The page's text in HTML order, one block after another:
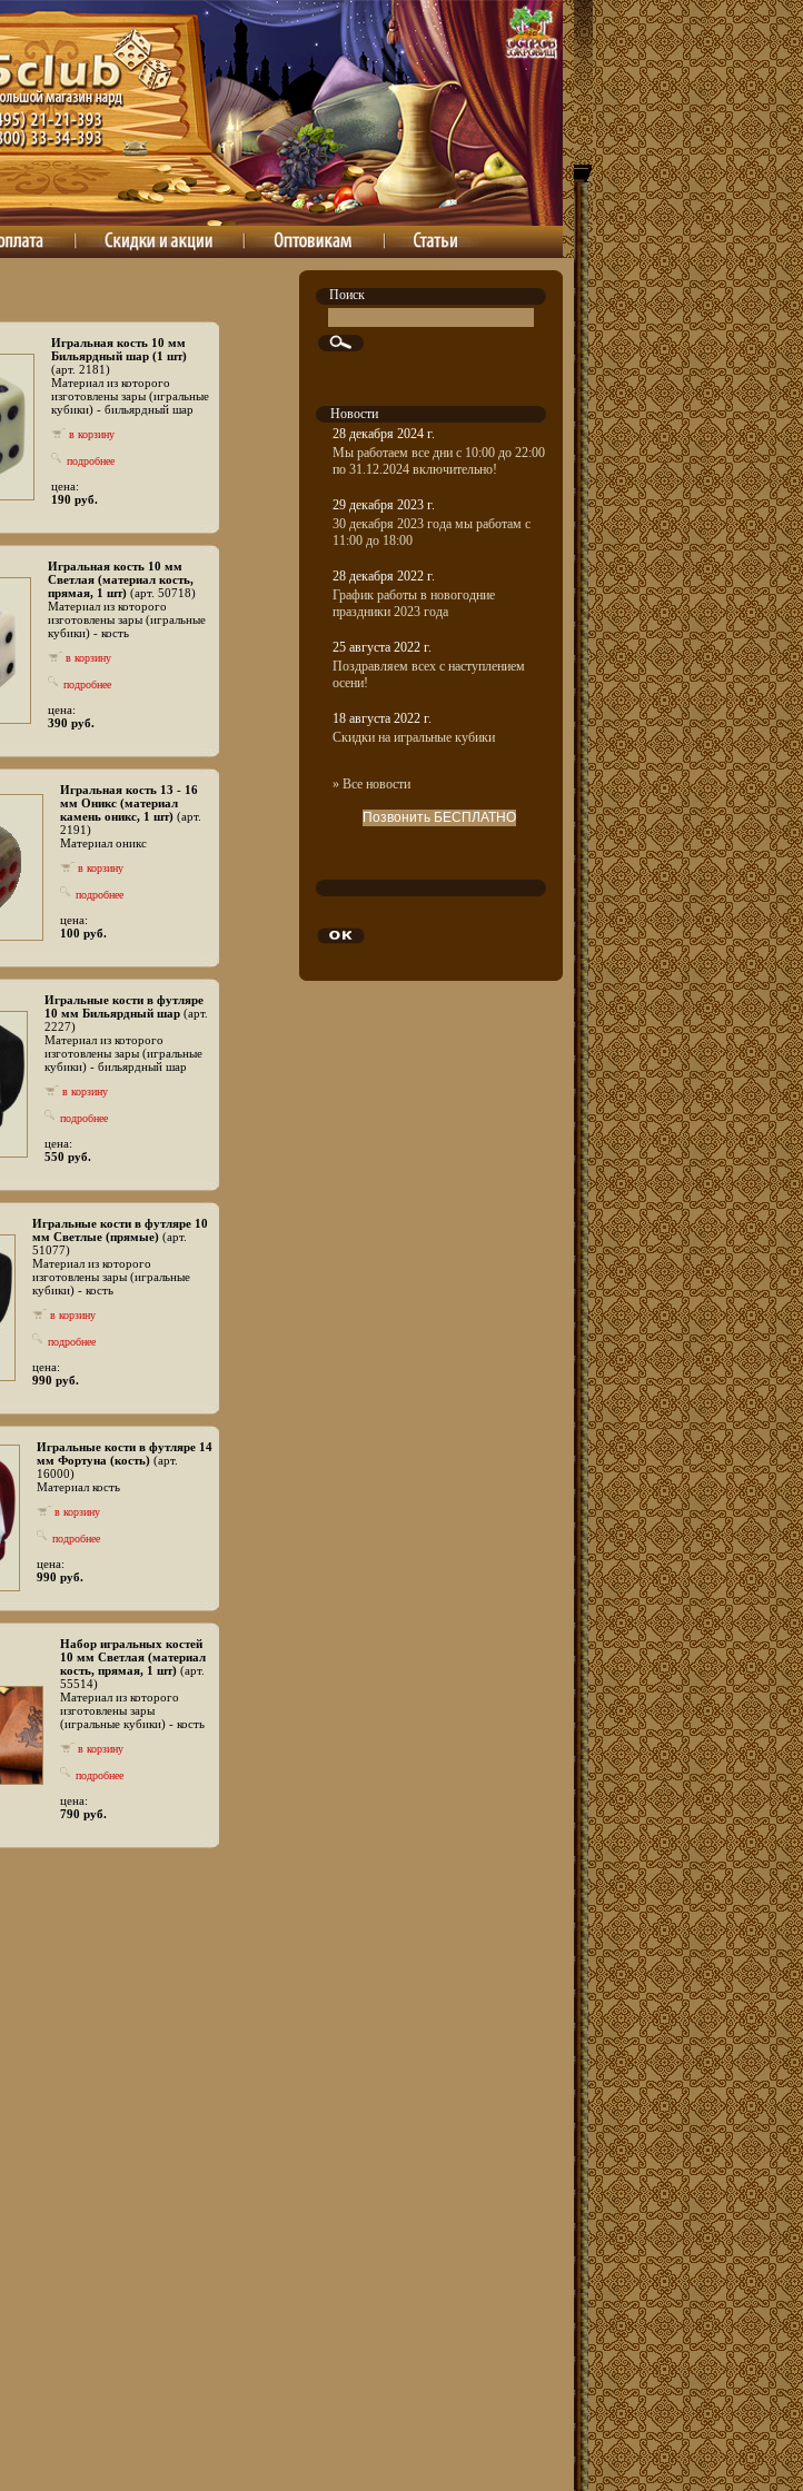
Игральная кость 10 мм
Бильярдный шар (1 шт)
(арт. 2181)
Материал из которого
изготовлены зары (игральные
кубики) - бильярдный шар
в корзину
подробнее
цена:
190 руб.
Игральная кость 10 мм
Светлая (материал кость,
прямая, 1 шт) (арт. 50718)
Материал из которого
изготовлены зары (игральные
кубики) - кость
в корзину
подробнее
цена:
390 руб.
Игральная кость 13 - 16
мм Оникс (материал
камень оникс, 1 шт) (арт.
2191)
Материал оникс
в корзину
подробнее
цена:
100 руб.
Игральные кости в футляре
10 мм Бильярдный шар (арт.
2227)
Материал из которого
изготовлены зары (игральные
кубики) - бильярдный шар
в корзину
подробнее
цена:
550 руб.
Игральные кости в футляре 10
мм Светлые (прямые) (арт.
51077)
Материал из которого
изготовлены зары (игральные
кубики) - кость
в корзину
подробнее
цена:
990 руб.
Игральные кости в футляре 14
мм Фортуна (кость) (арт.
16000)
Материал кость
в корзину
подробнее
цена:
990 руб.
Набор игральных костей
10 мм Светлая (материал
кость, прямая, 1 шт) (арт.
55514)
Материал из которого
изготовлены зары
(игральные кубики) - кость
в корзину
подробнее
цена:
790 руб.
Поиск
Новости
28 декабря 2024 г.
Мы работаем все дни с 10:00 до 22:00
по 31.12.2024 включительно!
29 декабря 2023 г.
30 декабря 2023 года мы работам с
11:00 до 18:00
28 декабря 2022 г.
График работы в новогодние
праздники 2023 года
25 августа 2022 г.
Поздравляем всех с наступлением
осени!
18 августа 2022 г.
Скидки на игральные кубики
» Все новости
Позвонить БЕСПЛАТНО